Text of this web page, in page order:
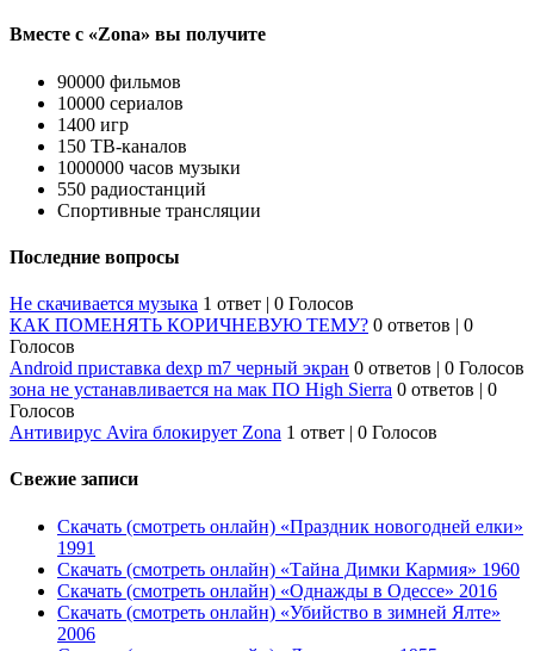
Вместе с «Zona» вы получите
90000 фильмов
10000 сериалов
1400 игр
150 ТВ-каналов
1000000 часов музыки
550 радиостанций
Спортивные трансляции
Последние вопросы
Не скачивается музыка 1 ответ | 0 Голосов
КАК ПОМЕНЯТЬ КОРИЧНЕВУЮ ТЕМУ? 0 ответов | 0
Голосов
Android приставка dexp m7 черный экран 0 ответов | 0 Голосов
зона не устанавливается на мак ПО High Sierra 0 ответов | 0
Голосов
Антивирус Avira блокирует Zona 1 ответ | 0 Голосов
Свежие записи
Скачать (смотреть онлайн) «Праздник новогодней елки»
1991
Скачать (смотреть онлайн) «Тайна Димки Кармия» 1960
Скачать (смотреть онлайн) «Однажды в Одессе» 2016
Скачать (смотреть онлайн) «Убийство в зимней Ялте»
2006